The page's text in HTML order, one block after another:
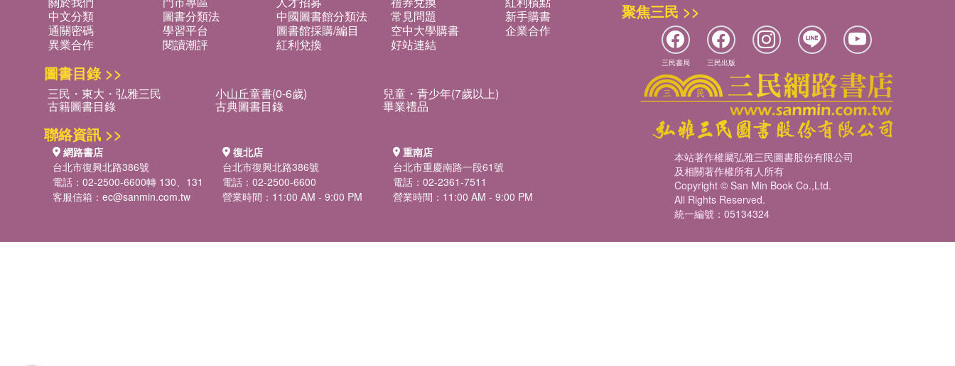
中文分類
圖書分類法 中國圖書館分類法 常見問題
新手購書
通關密碼
學習平台 圖書館採購/編目 空中大學購書
企業合作
異業合作
閱讀潮評 紅利兌換 好站連結
圖書目錄 >>
三民・東大・弘雅三民 小山丘童書(0-6歲) 兒童・青少年(7歲以上)
古籍圖書目錄 古典圖書目錄 畢業禮品
聯絡資訊 >>
網路書店
台北市復興北路386號
電話：02-2500-6600轉 130、131
客服信箱： ec@sanmin.com.tw
復北店
台北市復興北路386號
電話：02-2500-6600
營業時間：11:00 AM - 9:00 PM
重南店
台北市重慶南路一段61號
電話：02-2361-7511
營業時間：11:00 AM - 9:00 PM
聚焦三民 >>
三民書局 三民出版
本站著作權屬弘雅三民圖書股份有限公司
及相關著作權所有人所有
Copyright © San Min Book Co.,Ltd.
All Rights Reserved.
統一編號：05134324